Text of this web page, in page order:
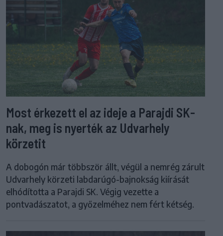
Most érkezett el az ideje a Parajdi SK-
nak, meg is nyerték az Udvarhely
körzetit
A dobogón már többször állt, végül a nemrég zárult
Udvarhely körzeti labdarúgó-bajnokság kiírását
elhódította a Parajdi SK. Végig vezette a
pontvadászatot, a győzelméhez nem fért kétség.